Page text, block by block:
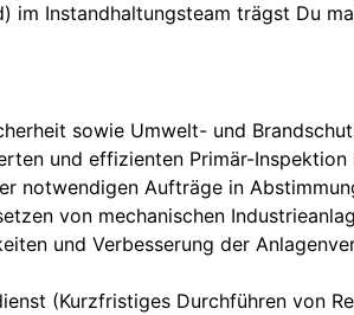
im Instandhaltungsteam trägst Du
sowie Umwelt- und
und effizienten Primär-
notwendigen Aufträge in
von mechanischen
und Verbesserung der
(Kurzfristiges Durchführen von